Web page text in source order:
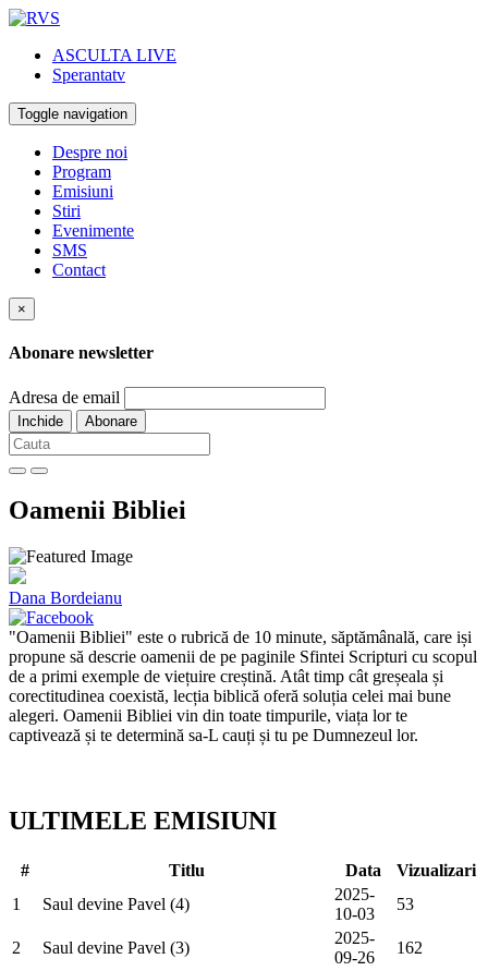
ASCULTA LIVE
Sperantatv
Toggle navigation
Despre noi
Program
Emisiuni
Stiri
Evenimente
SMS
Contact
×
Abonare newsletter
Adresa de email
Inchide
Oamenii Bibliei
Dana Bordeianu
"Oamenii Bibliei" este o rubrică de 10 minute, săptămânală, care iși
propune să descrie oamenii de pe paginile Sfintei Scripturi cu scopul
de a primi exemple de viețuire creștină. Atât timp cât greșeala și
corectitudinea coexistă, lecția biblică oferă soluția celei mai bune
alegeri. Oamenii Bibliei vin din toate timpurile, viața lor te
captivează și te determină sa-L cauți și tu pe Dumnezeul lor.
ULTIMELE EMISIUNI
# Titlu Data
Vizualizari
1
Saul devine Pavel (4)
2025-
10-03
53
2 Saul devine Pavel (3)
2025-
09-26
162